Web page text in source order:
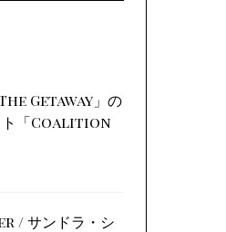
Getaway」の
ト「Coalition
/ サンドラ・シ